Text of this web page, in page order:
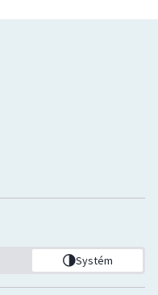
Systém